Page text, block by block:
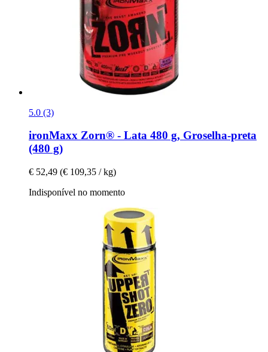
5.0 (3)
ironMaxx Zorn® -​ Lata 480 g, Groselha-​preta
(480 g)
€ 52,49 (€ 109,35 / kg)
Indisponível no momento